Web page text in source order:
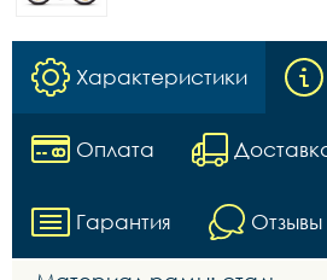
Характеристики
Оплата
Гарантия Отзывы